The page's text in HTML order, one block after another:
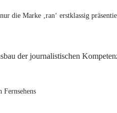
die Marke ‚ran‘ erstklassig
der journalistischen